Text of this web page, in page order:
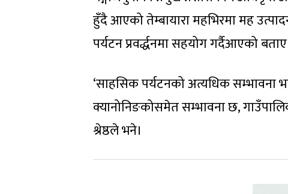
हुँदै आएको तेम्बायारा महभिरमा मह
पर्यटन प्रवर्द्धनमा सहयोग गर्दैआएको बताए
‘साहसिक पर्यटनको अत्यधिक सम्भावना
क्यानोनिङकोसमेत सम्भावना छ,
श्रेष्ठले भने।